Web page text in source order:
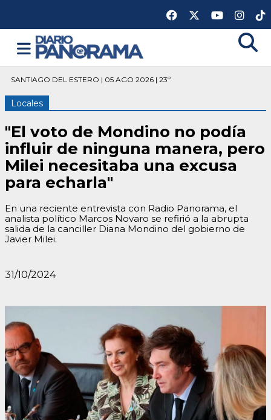
SANTIAGO DEL ESTERO | 05 AGO 2026 | 23º
Locales
"El voto de Mondino no podía
influir de ninguna manera, pero
Milei necesitaba una excusa
para echarla"
En una reciente entrevista con Radio Panorama, el
analista político Marcos Novaro se refirió a la abrupta
salida de la canciller Diana Mondino del gobierno de
Javier Milei.
31/10/2024